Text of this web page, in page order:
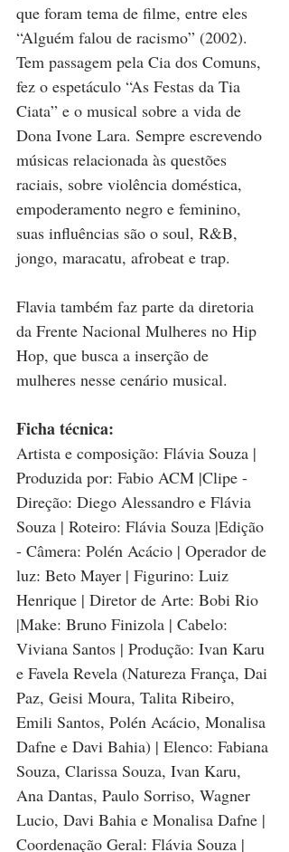
que foram tema de filme, entre eles
“Alguém falou de racismo” (2002).
Tem passagem pela Cia dos Comuns,
fez o espetáculo “As Festas da Tia
Ciata” e o musical sobre a vida de
Dona Ivone Lara. Sempre escrevendo
músicas relacionada às questões
raciais, sobre violência doméstica,
empoderamento negro e feminino,
suas influências são o soul, R&B,
jongo, maracatu, afrobeat e trap.
Flavia também faz parte da diretoria
da Frente Nacional Mulheres no Hip
Hop, que busca a inserção de
mulheres nesse cenário musical.
Ficha técnica:
Artista e composição: Flávia Souza |
Produzida por: Fabio ACM |Clipe -
Direção: Diego Alessandro e Flávia
Souza | Roteiro: Flávia Souza |Edição
- Câmera: Polén Acácio | Operador de
luz: Beto Mayer | Figurino: Luiz
Henrique | Diretor de Arte: Bobi Rio
|Make: Bruno Finizola | Cabelo:
Viviana Santos | Produção: Ivan Karu
e Favela Revela (Natureza França, Dai
Paz, Geisi Moura, Talita Ribeiro,
Emili Santos, Polén Acácio, Monalisa
Dafne e Davi Bahia) | Elenco: Fabiana
Souza, Clarissa Souza, Ivan Karu,
Ana Dantas, Paulo Sorriso, Wagner
Lucio, Davi Bahia e Monalisa Dafne |
Coordenação Geral: Flávia Souza |